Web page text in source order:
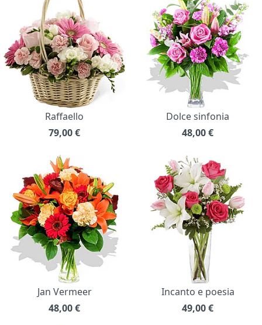
Raffaello
79,00€
Dolce sinfonia
48,00€
Jan Vermeer
48,00€
Incanto e poesia
49,00€